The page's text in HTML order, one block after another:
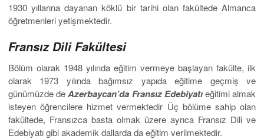
1930 yıllarına dayanan köklü bir tarihi olan fakültede Almanca
öğretmenleri yetişmektedir.
Fransız Dili Fakültesi
Bölüm olarak 1948 yılında eğitim vermeye başlayan fakülte, ilk
olarak 1973 yılında bağımsız yapıda eğitime geçmiş ve
günümüzde deAzerbaycan’da FransızEdebiyatıeğitimi almak
isteyen öğrencilere hizmet vermektedir Üç bölüme sahip olan
fakültede, Fransızca basta olmak üzere ayrıca Fransız Dili ve
Edebiyatı gibi akademik dallarda da eğitim verilmektedir.